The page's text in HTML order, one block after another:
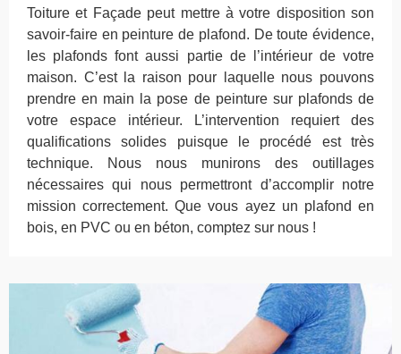
Toiture et Façade peut mettre à votre disposition son
savoir-faire en peinture de plafond. De toute évidence,
les plafonds font aussi partie de l’intérieur de votre
maison. C’est la raison pour laquelle nous pouvons
prendre en main la pose de peinture sur plafonds de
votre espace intérieur. L’intervention requiert des
qualifications solides puisque le procédé est très
technique. Nous nous munirons des outillages
nécessaires qui nous permettront d’accomplir notre
mission correctement. Que vous ayez un plafond en
bois, en PVC ou en béton, comptez sur nous !